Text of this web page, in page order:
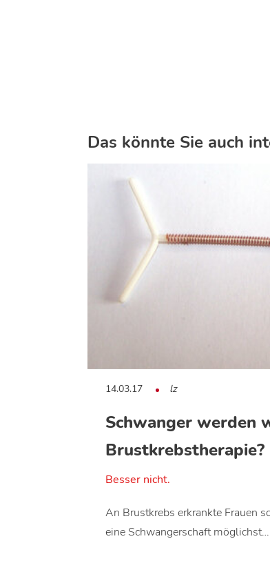
Das könnte Sie auch
14.03.17 lz
Schwanger werden
Brustkrebstherapie?
Besser nicht.
An Brustkrebs erkrankte Frauen
eine Schwangerschaft möglichst…